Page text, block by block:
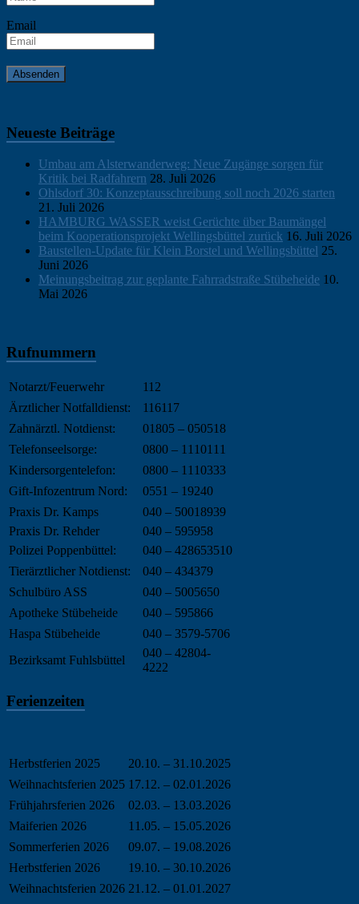
Email
Neueste Beiträge
Umbau am Alsterwanderweg: Neue Zugänge sorgen für
Kritik bei Radfahrern 28. Juli 2026
Ohlsdorf 30: Konzeptausschreibung soll noch 2026 starten
21. Juli 2026
HAMBURG WASSER weist Gerüchte über Baumängel
beim Kooperationsprojekt Wellingsbüttel zurück 16. Juli 2026
Baustellen-Update für Klein Borstel und Wellingsbüttel 25.
Juni 2026
Meinungsbeitrag zur geplante Fahrradstraße Stübeheide 10.
Mai 2026
Rufnummern
Notarzt/Feuerwehr
112
Ärztlicher Notfalldienst:
116117
Zahnärztl. Notdienst:
01805 – 050518
Telefonseelsorge:
0800 – 1110111
Kindersorgentelefon:
0800 – 1110333
Gift-Infozentrum Nord:
0551 – 19240
Praxis Dr. Kamps
040 – 50018939
Praxis Dr. Rehder
040 – 595958
Polizei Poppenbüttel:
040 – 428653510
Tierärztlicher Notdienst:
040 – 434379
Schulbüro ASS
040 – 5005650
Apotheke Stübeheide
040 – 595866
Haspa Stübeheide
040 – 3579-5706
Bezirksamt Fuhlsbüttel
040 – 42804-
4222
Ferienzeiten
Herbstferien 2025
20.10. – 31.10.2025
Weihnachtsferien 2025 17.12. – 02.01.2026
Frühjahrsferien 2026
02.03. – 13.03.2026
Maiferien 2026
11.05. – 15.05.2026
Sommerferien 2026
09.07. – 19.08.2026
Herbstferien 2026
19.10. – 30.10.2026
Weihnachtsferien 2026 21.12. – 01.01.2027